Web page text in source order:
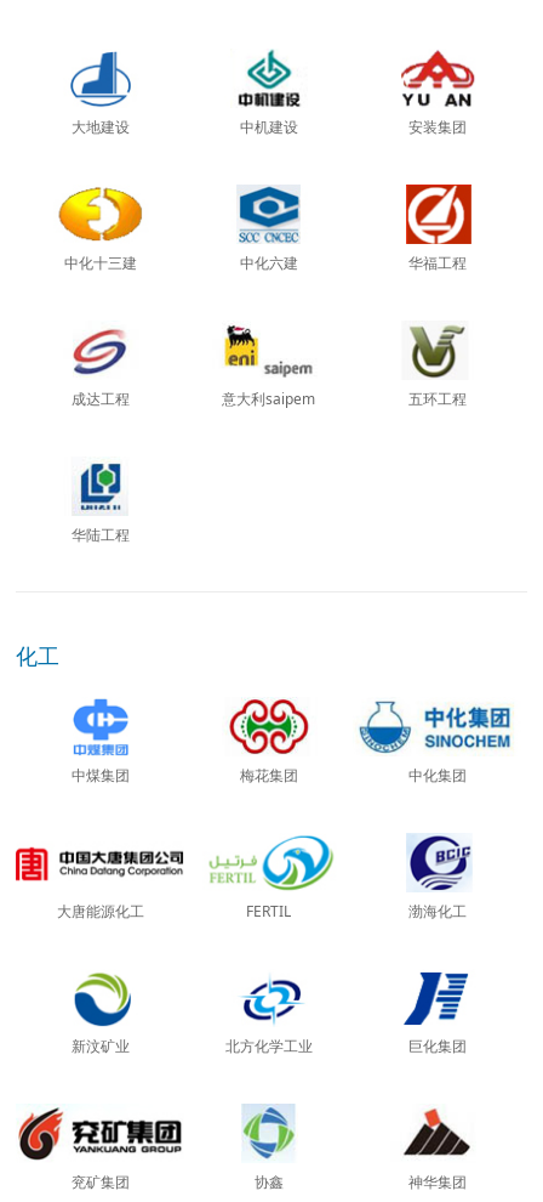
大地建设 中机建设 安装集团
中化十三建 中化六建 华福工程
成达工程 意大利saipem 五环工程
华陆工程
化工
中煤集团 梅花集团 中化集团
大唐能源化工 FERTIL 渤海化工
新汶矿业 北方化学工业 巨化集团
兖矿集团 协鑫 神华集团